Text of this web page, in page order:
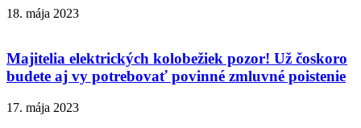
18. mája 2023
Majitelia elektrických kolobežiek pozor! Už čoskoro
budete aj vy potrebovať povinné zmluvné poistenie
17. mája 2023